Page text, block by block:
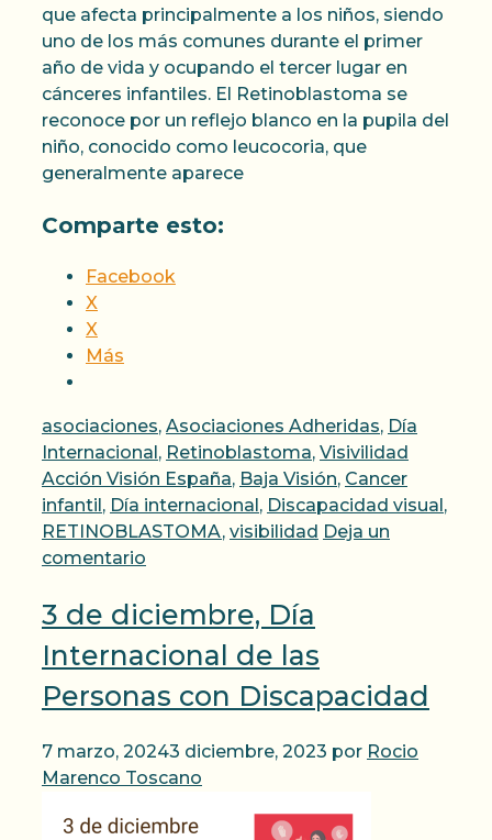
que afecta principalmente a los niños, siendo
uno de los más comunes durante el primer
año de vida y ocupando el tercer lugar en
cánceres infantiles. El Retinoblastoma se
reconoce por un reflejo blanco en la pupila del
niño, conocido como leucocoria, que
generalmente aparece
Comparte esto:
Facebook
X
X
Más
Categorías
asociaciones, Asociaciones Adheridas, Día
Internacional, Retinoblastoma, Visivilidad
Acción Visión España, Baja Visión, Cancer
infantil, Día internacional, Discapacidad visual,
RETINOBLASTOMA, visibilidad Deja un
comentario
3 de diciembre, Día
Internacional de las
Personas con Discapacidad
7 marzo, 20243 diciembre, 2023 por Rocio
Marenco Toscano